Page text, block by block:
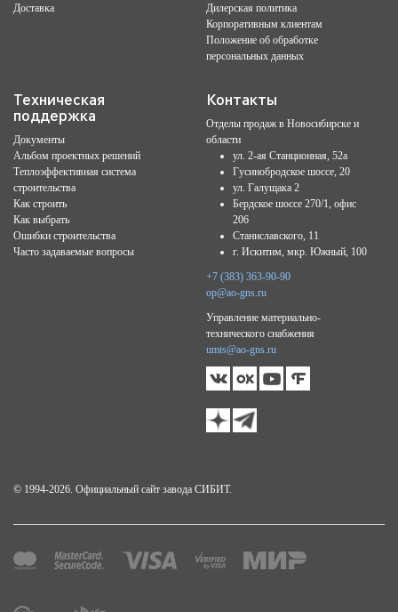
© 1994-2026. Официальный сайт завода СИБИТ.
Доставка
Дилерская политика
Корпоративным клиентам
Положение об обработке
персональных данных
Техническая
поддержка
Документы
Альбом проектных решений
Теплоэффективная система
строительства
Как строить
Как выбрать
Ошибки строительства
Часто задаваемые вопросы
Контакты
Отделы продаж в Новосибирске и
области
ул. 2-ая Станционная, 52а
Гусинобродское шоссе, 20
ул. Галущака 2
Бердское шоссе 270/1, офис
206
Станиславского, 11
г. Искитим, мкр. Южный, 100
+7 (383) 363-90-90
op@ao-gns.ru
Управление материально-
технического снабжения
umts@ao-gns.ru